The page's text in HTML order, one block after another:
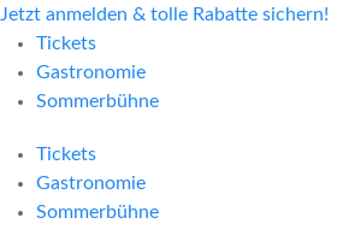
Jetzt anmelden & tolle Rabatte sichern!
Tickets
Gastronomie
Sommerbühne
Tickets
Gastronomie
Sommerbühne